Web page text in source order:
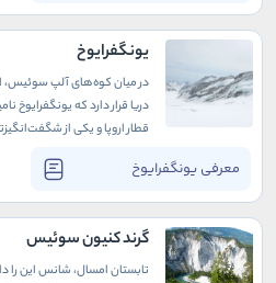
طبیعت‌دوستان فراهم
علاقه‌مندان به هنر و تمدن را
یونگفرایوخ
معرفی یونگفرایوخ
دریا قرار دارد که یونگفرایوخ
قطار اروپا و یکی از
سوئیس، فضایی از آرامش و
می‌کند.
گرند کنیون سوئیس
تابستان امسال، شانس این را